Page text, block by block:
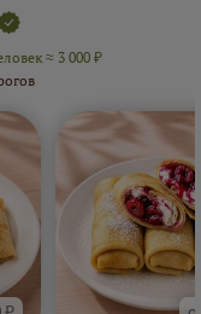
≈ 3 000 ₽